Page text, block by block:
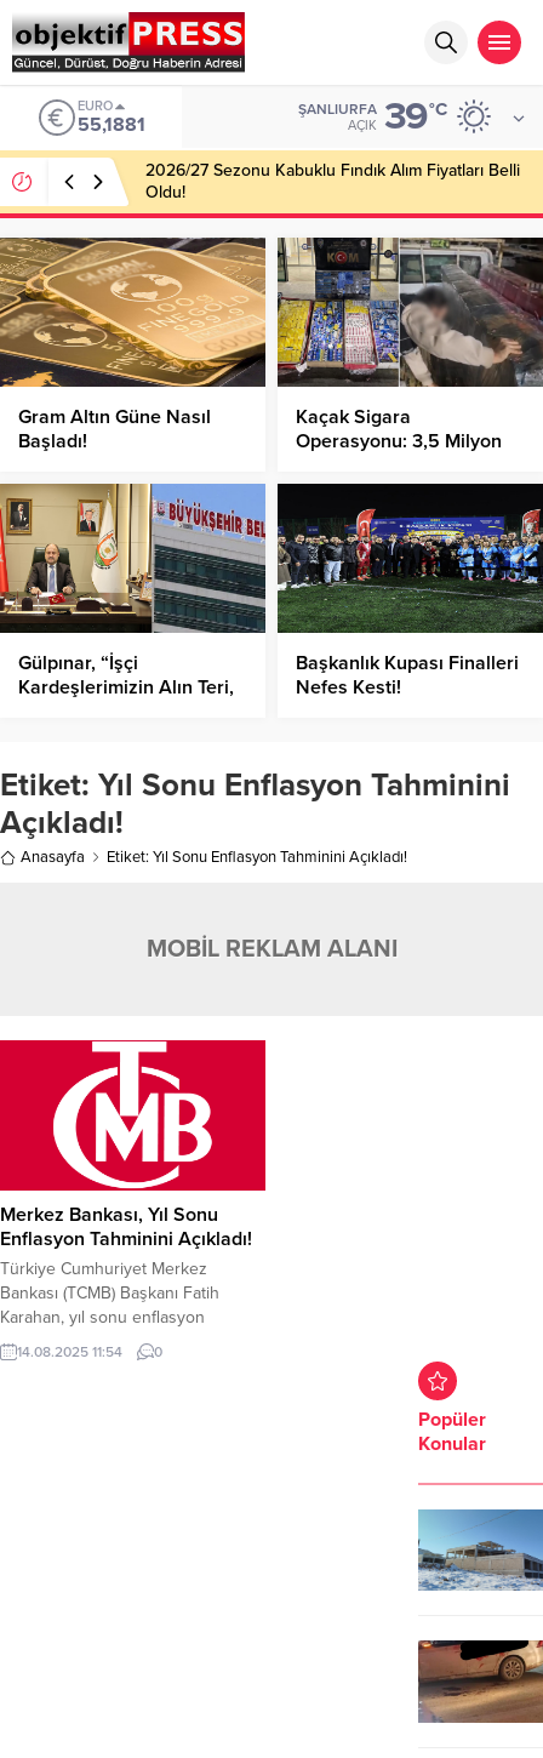
EURO
55,1881
ŞANLIURFA
AÇIK 39°C
2026/27 Sezonu Kabuklu Fındık Alım Fiyatları Belli
Oldu!
Gram Altın Güne Nasıl
Başladı!
Kaçak Sigara
Operasyonu: 3,5 Milyon
Gülpınar, “İşçi
Kardeşlerimizin Alın Teri,
Başkanlık Kupası Finalleri
Nefes Kesti!
Etiket: Yıl Sonu Enflasyon Tahminini
Açıkladı!
Anasayfa Etiket: Yıl Sonu Enflasyon Tahminini Açıkladı!
MOBİL REKLAM ALANI
Merkez Bankası, Yıl Sonu
Enflasyon Tahminini Açıkladı!
Türkiye Cumhuriyet Merkez
Bankası (TCMB) Başkanı Fatih
Karahan, yıl sonu enflasyon
tahminini açıkladı. Karahan, 2025
yılı sonunda enflasyonun yüzde 25
14.08.2025 11:54 0
Popüler
Konular